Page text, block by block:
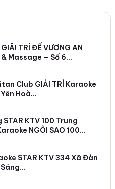
TRÍ ĐẾ VƯƠNG AN
Massage – Số 6…
Club GIẢI TRÍ Karaoke
Yên Hoà…
KTV 100 Trung
NGÔI SAO 100…
STAR KTV 334 Xã Đàn
Sáng…